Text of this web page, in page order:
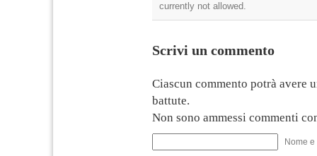
currently not allowed.
Scrivi un commento
Ciascun commento potrà avere
battute.
Non sono ammessi commenti
Nome